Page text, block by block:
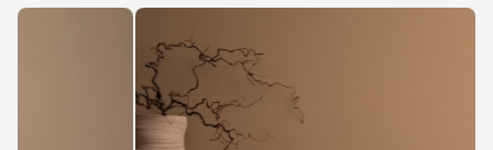
التخطي